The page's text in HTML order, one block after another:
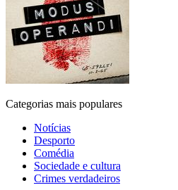
Categorias mais populares
Notícias
Desporto
Comédia
Sociedade e cultura
Crimes verdadeiros